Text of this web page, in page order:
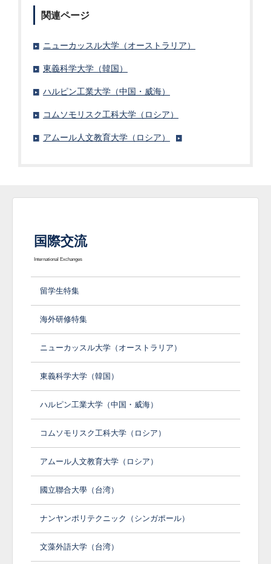
関連ページ
ニューカッスル大学（オーストラリア）
東義科学大学（韓国）
ハルピン工業大学（中国・威海）
コムソモリスク工科大学（ロシア）
アムール人文教育大学（ロシア）
国際交流
International Exchanges
留学生特集
海外研修特集
ニューカッスル大学（オーストラリア）
東義科学大学（韓国）
ハルピン工業大学（中国・威海）
コムソモリスク工科大学（ロシア）
アムール人文教育大学（ロシア）
國立聯合大學（台湾）
ナンヤンポリテクニック（シンガポール）
文藻外語大学（台湾）